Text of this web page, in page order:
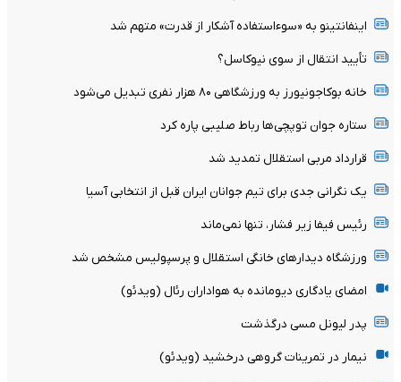
اینفانتینو به «سوءاستفاده آشکار از قدرت» متهم شد
تأیید انتقال از سوی نیوکاسل؟
خانه بوکاجونیورز به ورزشگاهی ۸۰ هزار نفری تبدیل می‌شود
ستاره جوان توپچی‌ها رباط صلیبی پاره کرد
قرارداد مربی استقلال تمدید شد
یک نگرانی جدی برای تیم جوانان ایران قبل از انتخابی آسیا
رئیس فیفا زیر فشار، تنها نمی‌ماند
ورزشگاه دیدارهای خانگی استقلال و پرسپولیس مشخص شد
امضای یادگاری دیومانده به هواداران رئال (ویدئو)
پدر لیونل مسی درگذشت
نیمار در تمرینات گروهی درخشید (ویدئو)